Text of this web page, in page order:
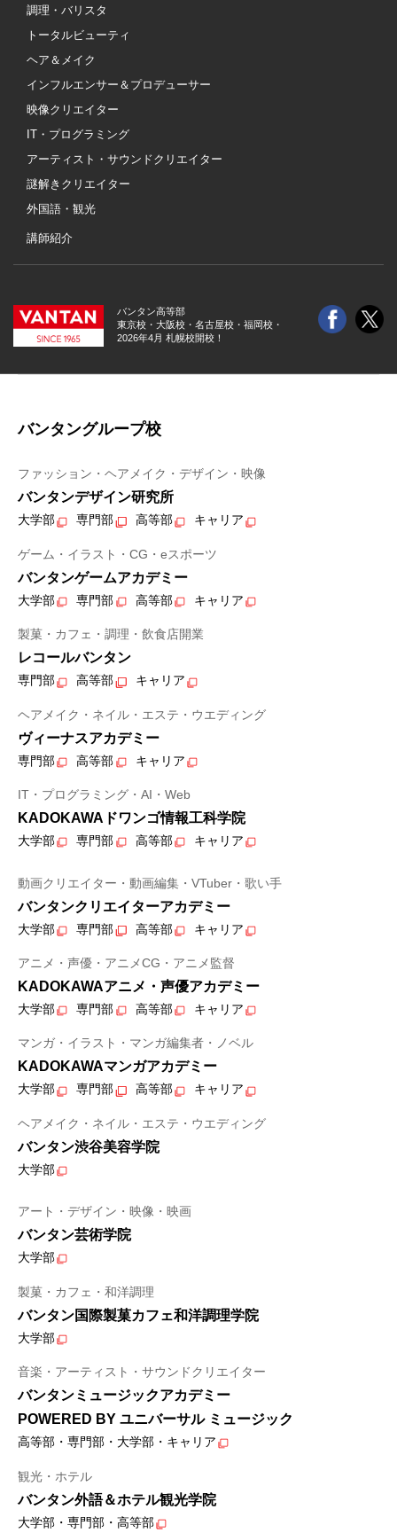
調理・バリスタ
トータルビューティ
ヘア＆メイク
インフルエンサー＆プロデューサー
映像クリエイター
IT・プログラミング
アーティスト・サウンドクリエイター
謎解きクリエイター
外国語・観光
講師紹介
バンタン高等部
東京校・大阪校・ 名古屋校・福岡校・
2026年4月 札幌校開校！
バンタングループ校
ファッション・ヘアメイク・デザイン・映像
バンタンデザイン研究所
大学部 専門部 高等部 キャリア
ゲーム・イラスト・CG・eスポーツ
バンタンゲームアカデミー
大学部 専門部 高等部 キャリア
製菓・カフェ・調理・飲食店開業
レコールバンタン
専門部 高等部 キャリア
ヘアメイク・ネイル・エステ・ウエディング
ヴィーナスアカデミー
専門部 高等部 キャリア
IT・プログラミング・AI・Web
KADOKAWAドワンゴ情報工科学院
大学部 専門部 高等部 キャリア
動画クリエイター・動画編集・VTuber・歌い手
バンタンクリエイターアカデミー
大学部 専門部 高等部 キャリア
アニメ・声優・アニメCG・アニメ監督
KADOKAWAアニメ・声優アカデミー
大学部 専門部 高等部 キャリア
マンガ・イラスト・マンガ編集者・ノベル
KADOKAWAマンガアカデミー
大学部 専門部 高等部 キャリア
ヘアメイク・ネイル・エステ・ウエディング
バンタン渋谷美容学院
大学部
アート・デザイン・映像・映画
バンタン芸術学院
大学部
製菓・カフェ・和洋調理
バンタン国際製菓カフェ和洋調理学院
大学部
音楽・アーティスト・サウンドクリエイター
バンタンミュージックアカデミー
POWERED BY ユニバーサル ミュージック
高等部・専門部・大学部・キャリア
観光・ホテル
バンタン外語＆ホテル観光学院
大学部・専門部・高等部